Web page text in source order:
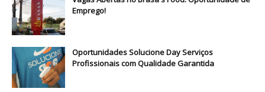
Emprego!
Oportunidades Solucione Day Serviços
Profissionais com Qualidade Garantida